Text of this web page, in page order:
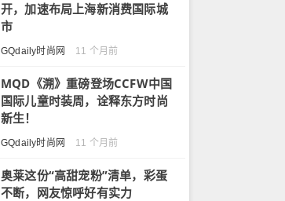
开，加速布局上海新消费国际城
市
GQdaily时尚网 11 个月前
MQD《溯》重磅登场CCFW中国
国际儿童时装周，诠释东方时尚
新生！
GQdaily时尚网 11 个月前
奥莱这份“高甜宠粉”清单，彩蛋
不断，网友惊呼好有实力